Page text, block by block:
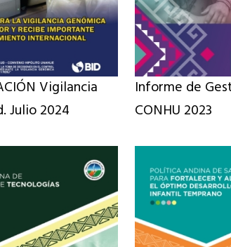
Vigilancia
Julio 2024
Informe de
CONHU 2023